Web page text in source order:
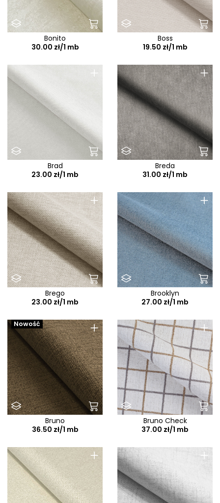
Bonito
30.00 zł/1 mb
Boss
19.50 zł/1 mb
+
Brad
23.00 zł/1 mb
+
Breda
31.00 zł/1 mb
+
Brego
23.00 zł/1 mb
+
Brooklyn
27.00 zł/1 mb
+
Nowość
Bruno
36.50 zł/1 mb
+
Bruno Check
37.00 zł/1 mb
+ +